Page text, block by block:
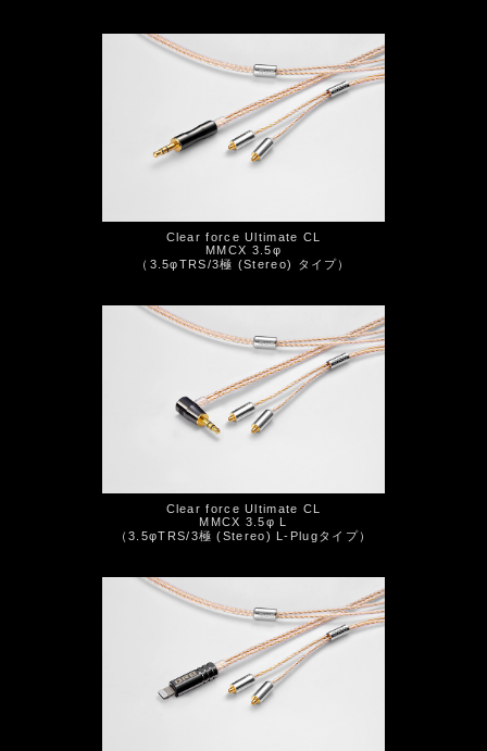
Clear force Ultimate CL
MMCX 3.5φ
（3.5φTRS/3極 (Stereo) タイプ）
Clear force Ultimate CL
MMCX 3.5φ L
（3.5φTRS/3極 (Stereo) L-Plugタイプ）